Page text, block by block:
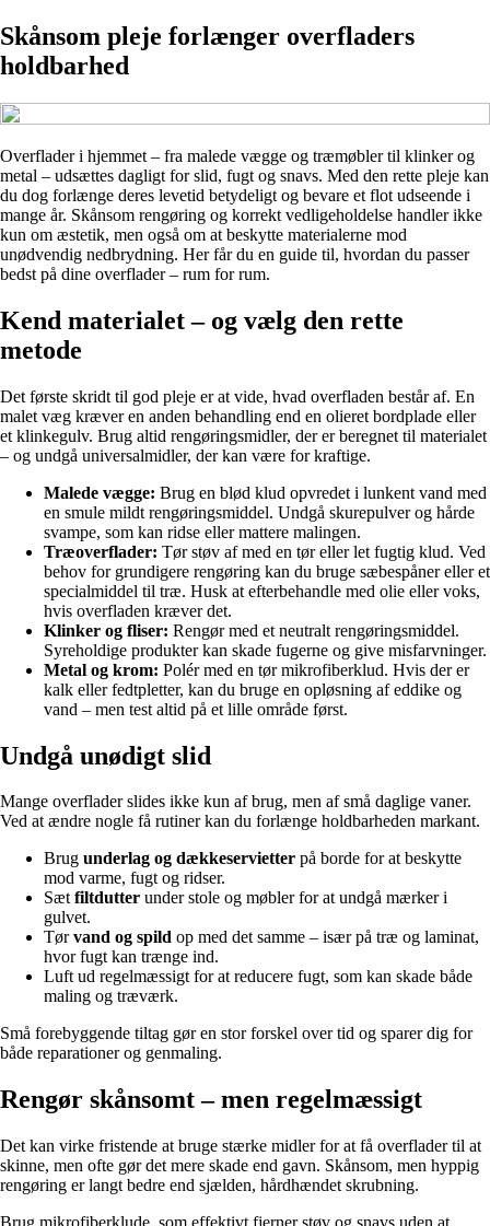
Skånsom pleje forlænger overfladers
holdbarhed
Overflader i hjemmet – fra malede vægge og træmøbler til klinker og
metal – udsættes dagligt for slid, fugt og snavs. Med den rette pleje kan
du dog forlænge deres levetid betydeligt og bevare et flot udseende i
mange år. Skånsom rengøring og korrekt vedligeholdelse handler ikke
kun om æstetik, men også om at beskytte materialerne mod
unødvendig nedbrydning. Her får du en guide til, hvordan du passer
bedst på dine overflader – rum for rum.
Kend materialet – og vælg den rette
metode
Det første skridt til god pleje er at vide, hvad overfladen består af. En
malet væg kræver en anden behandling end en olieret bordplade eller
et klinkegulv. Brug altid rengøringsmidler, der er beregnet til materialet
– og undgå universalmidler, der kan være for kraftige.
Malede vægge: Brug en blød klud opvredet i lunkent vand med
en smule mildt rengøringsmiddel. Undgå skurepulver og hårde
svampe, som kan ridse eller mattere malingen.
Træoverflader: Tør støv af med en tør eller let fugtig klud. Ved
behov for grundigere rengøring kan du bruge sæbespåner eller et
specialmiddel til træ. Husk at efterbehandle med olie eller voks,
hvis overfladen kræver det.
Klinker og fliser: Rengør med et neutralt rengøringsmiddel.
Syreholdige produkter kan skade fugerne og give misfarvninger.
Metal og krom: Polér med en tør mikrofiberklud. Hvis der er
kalk eller fedtpletter, kan du bruge en opløsning af eddike og
vand – men test altid på et lille område først.
Undgå unødigt slid
Mange overflader slides ikke kun af brug, men af små daglige vaner.
Ved at ændre nogle få rutiner kan du forlænge holdbarheden markant.
Brug underlag og dækkeservietter på borde for at beskytte
mod varme, fugt og ridser.
Sætfiltdutter under stole og møbler for at undgå mærker i
gulvet.
Tørvand og spild op med det samme – især på træ og laminat,
hvor fugt kan trænge ind.
Luft ud regelmæssigt for at reducere fugt, som kan skade både
maling og træværk.
Små forebyggende tiltag gør en stor forskel over tid og sparer dig for
både reparationer og genmaling.
Rengør skånsomt – men regelmæssigt
Det kan virke fristende at bruge stærke midler for at få overflader til at
skinne, men ofte gør det mere skade end gavn. Skånsom, men hyppig
rengøring er langt bedre end sjælden, hårdhændet skrubning.